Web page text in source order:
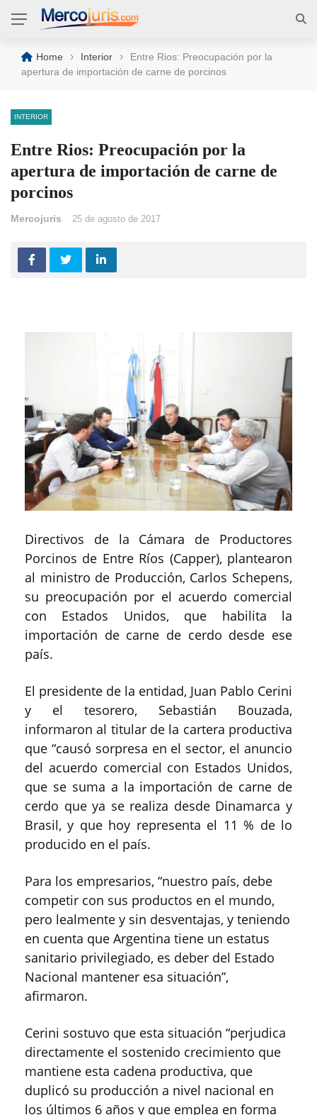
Home › Interior ›
Entre Rios: Preocupación por la
apertura de importación de carne de porcinos
INTERIOR
Entre Rios: Preocupación por la
apertura de importación de carne de
porcinos
Mercojuris 25 de agosto de 2017
Directivos de la Cámara de Productores
Porcinos de Entre Ríos (Capper), plantearon
al ministro de Producción, Carlos Schepens,
su preocupación por el acuerdo comercial
con Estados Unidos, que habilita la
importación de carne de cerdo desde ese
país.
El presidente de la entidad, Juan Pablo Cerini
y el tesorero, Sebastián Bouzada,
informaron al titular de la cartera productiva
que “causó sorpresa en el sector, el anuncio
del acuerdo comercial con Estados Unidos,
que se suma a la importación de carne de
cerdo que ya se realiza desde Dinamarca y
Brasil, y que hoy representa el 11 % de lo
producido en el país.
Para los empresarios, “nuestro país, debe
competir con sus productos en el mundo,
pero lealmente y sin desventajas, y teniendo
en cuenta que Argentina tiene un estatus
sanitario privilegiado, es deber del Estado
Nacional mantener esa situación”,
afirmaron.
Cerini sostuvo que esta situación “perjudica
directamente el sostenido crecimiento que
mantiene esta cadena productiva, que
duplicó su producción a nivel nacional en
los últimos 6 años y que emplea en forma